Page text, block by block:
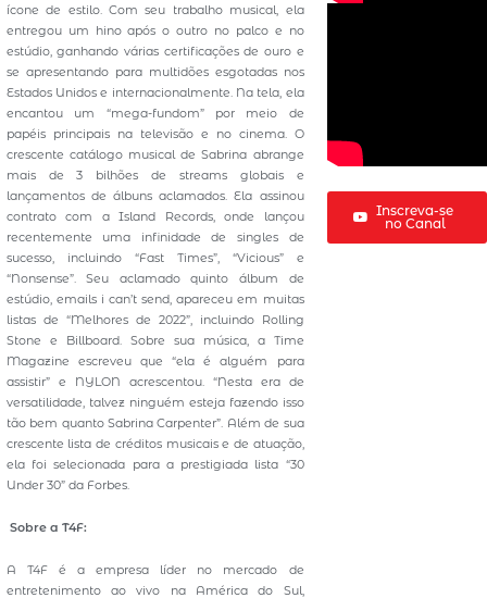
ícone de estilo. Com seu trabalho musical, ela
entregou um hino após o outro no palco e no
estúdio, ganhando várias certificações de ouro e
se apresentando para multidões esgotadas nos
Estados Unidos e internacionalmente. Na tela, ela
encantou um “mega-fundom” por meio de
papéis principais na televisão e no cinema. O
crescente catálogo musical de Sabrina abrange
mais de 3 bilhões de streams globais e
lançamentos de álbuns aclamados. Ela assinou
contrato com a Island Records, onde lançou
recentemente uma infinidade de singles de
sucesso, incluindo “Fast Times”, “Vicious” e
“Nonsense”. Seu aclamado quinto álbum de
estúdio, emails i can’t send, apareceu em muitas
listas de “Melhores de 2022”, incluindo Rolling
Stone e Billboard. Sobre sua música, a Time
Magazine escreveu que “ela é alguém para
assistir” e NYLON acrescentou. “Nesta era de
versatilidade, talvez ninguém esteja fazendo isso
tão bem quanto Sabrina Carpenter”. Além de sua
crescente lista de créditos musicais e de atuação,
ela foi selecionada para a prestigiada lista “30
Under 30” da Forbes.
Sobre a T4F:
A T4F é a empresa líder no mercado de
entretenimento ao vivo na América do Sul,
Inscreva-se
no Canal